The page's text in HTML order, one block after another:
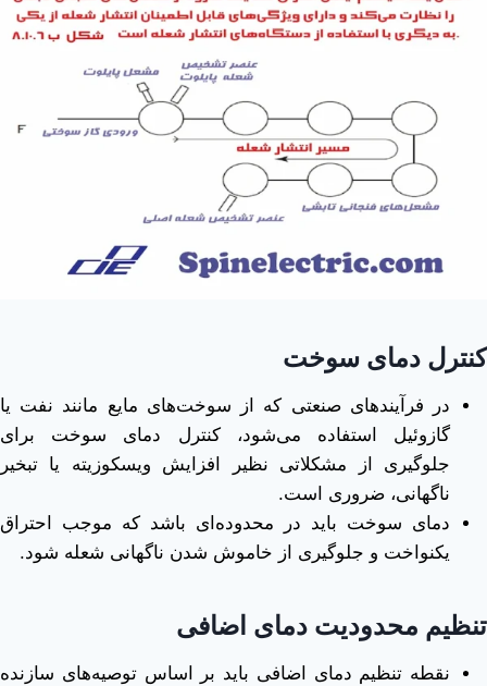
کنترل دمای سوخت
در فرآیندهای صنعتی که از سوخت‌های مایع مانند نفت یا
گازوئیل استفاده می‌شود، کنترل دمای سوخت برای
جلوگیری از مشکلاتی نظیر افزایش ویسکوزیته یا تبخیر
ناگهانی، ضروری است.
دمای سوخت باید در محدوده‌ای باشد که موجب احتراق
یکنواخت و جلوگیری از خاموش شدن ناگهانی شعله شود.
تنظیم محدودیت دمای اضافی
نقطه تنظیم دمای اضافی باید بر اساس توصیه‌های سازنده